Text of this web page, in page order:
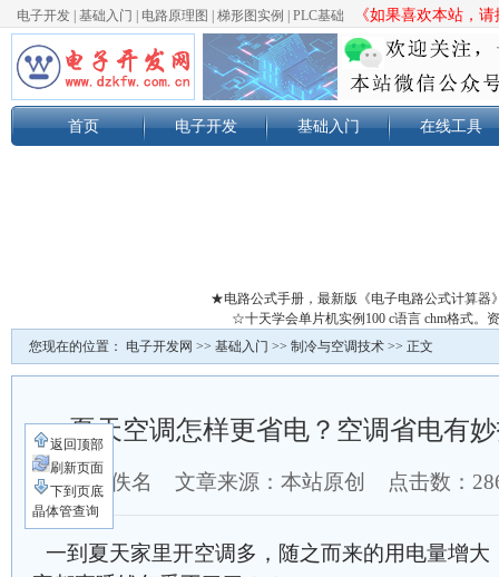
电子开发 基础入门 电路原理图 梯形图实例 PLC基础 《如果喜欢本站，
首页 电子开发 基础入门 在线工具
★电路公式手册，最新版《电子电路公式计算器
☆十天学会单片机实例100 c语言 chm格式。
您现在的位置： 电子开发网 >> 基础入门 >> 制冷与空调技术 >> 正文
夏天空调怎样更省电？空调省电有
作者：佚名 文章来源：本站原创 点击数：
一到夏天家里开空调多，随之而来的用电量增
返回顶部
刷新页面
下到页底
晶体管查询